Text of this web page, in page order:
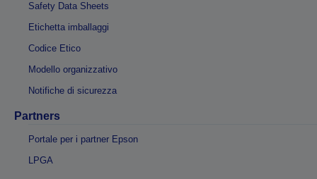
Safety Data Sheets
Etichetta imballaggi
Codice Etico
Modello organizzativo
Notifiche di sicurezza
Partners
Portale per i partner Epson
LPGA